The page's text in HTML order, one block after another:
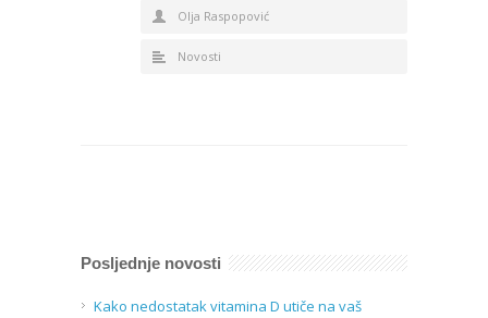
Olja Raspopović
Novosti
Posljednje novosti
Kako nedostatak vitamina D utiče na vaš